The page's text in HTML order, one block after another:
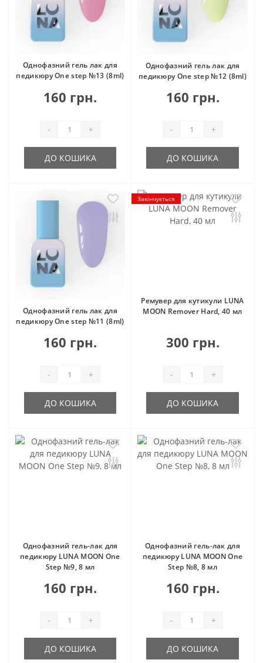
Однофазний гель лак для
педикюру One step №13 (8ml)
160 грн.
- +
ДО КОШИКА
Однофазний гель лак для
педикюру One step №12 (8ml)
160 грн.
- +
ДО КОШИКА
Однофазний гель лак для
педикюру One step №11 (8ml)
160 грн.
- +
ДО КОШИКА
Закінчується
Ремувер для кутикули LUNA
MOON Remover Hard, 40 мл
300 грн.
- +
ДО КОШИКА
Однофазний гель-лак для
педикюру LUNA MOON One
Step №9, 8 мл
160 грн.
- +
ДО КОШИКА
Однофазний гель-лак для
педикюру LUNA MOON One
Step №8, 8 мл
160 грн.
- +
ДО КОШИКА